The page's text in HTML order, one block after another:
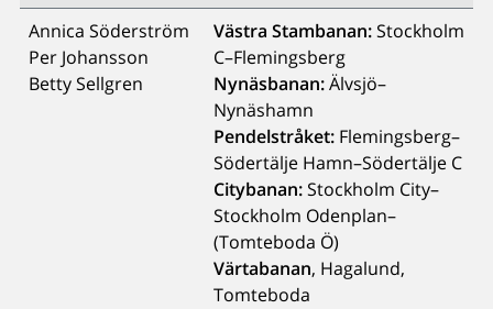
Annica Söderström
Per Johansson
Betty Sellgren
Västra Stambanan:Stockholm
C–Flemingsberg
Nynäsbanan:Älvsjö–
Nynäshamn
Pendelstråket:Flemingsberg–
Södertälje Hamn–Södertälje C
Citybanan:Stockholm City–
Stockholm Odenplan–
(Tomteboda Ö)
Värtabanan, Hagalund,
Tomteboda